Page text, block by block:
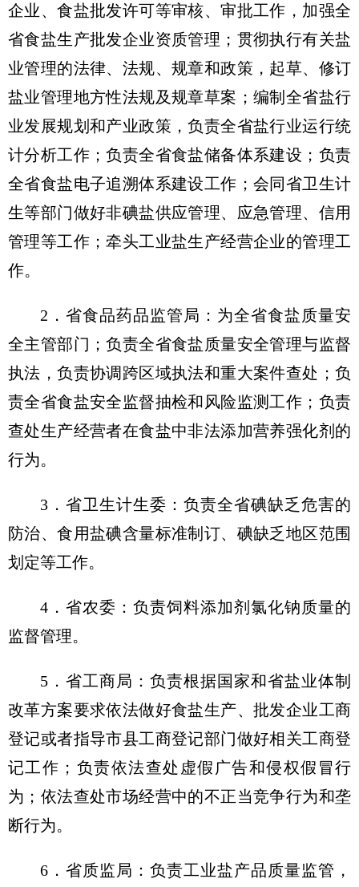
企业、食盐批发许可等审核、审批工作，加强全
省食盐生产批发企业资质管理；贯彻执行有关盐
业管理的法律、法规、规章和政策，起草、修订
盐业管理地方性法规及规章草案；编制全省盐行
业发展规划和产业政策，负责全省盐行业运行统
计分析工作；负责全省食盐储备体系建设；负责
全省食盐电子追溯体系建设工作；会同省卫生计
生等部门做好非碘盐供应管理、应急管理、信用
管理等工作；牵头工业盐生产经营企业的管理工
作。
2．省食品药品监管局：为全省食盐质量安
全主管部门；负责全省食盐质量安全管理与监督
执法，负责协调跨区域执法和重大案件查处；负
责全省食盐安全监督抽检和风险监测工作；负责
查处生产经营者在食盐中非法添加营养强化剂的
行为。
3．省卫生计生委：负责全省碘缺乏危害的
防治、食用盐碘含量标准制订、碘缺乏地区范围
划定等工作。
4．省农委：负责饲料添加剂氯化钠质量的
监督管理。
5．省工商局：负责根据国家和省盐业体制
改革方案要求依法做好食盐生产、批发企业工商
登记或者指导市县工商登记部门做好相关工商登
记工作；负责依法查处虚假广告和侵权假冒行
为；依法查处市场经营中的不正当竞争行为和垄
断行为。
6．省质监局：负责工业盐产品质量监管，